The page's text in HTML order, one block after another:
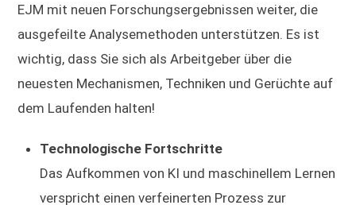
EJM mit neuen Forschungsergebnissen weiter, die
ausgefeilte Analysemethoden unterstützen. Es ist
wichtig, dass Sie sich als Arbeitgeber über die
neuesten Mechanismen, Techniken und Gerüchte auf
dem Laufenden halten!
Technologische Fortschritte
Das Aufkommen von KI und maschinellem Lernen
verspricht einen verfeinerten Prozess zur